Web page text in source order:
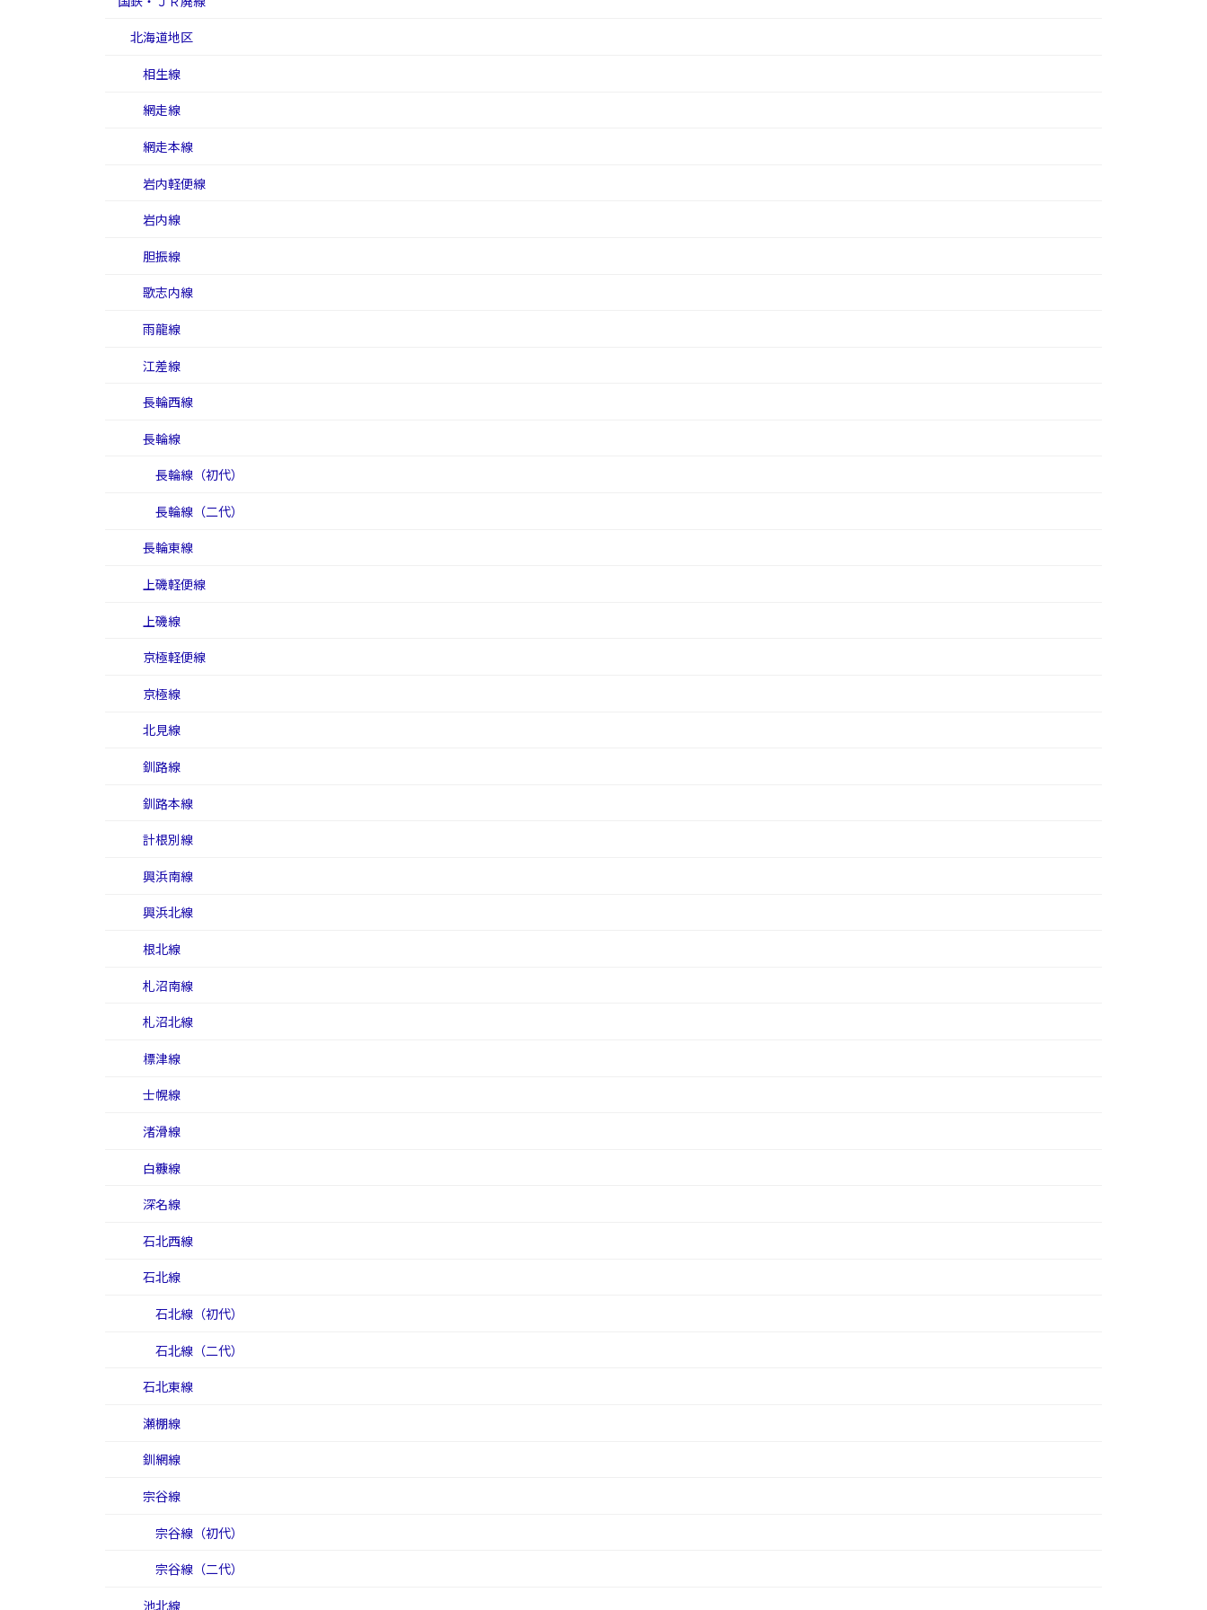
北海道地区
相生線
網走線
網走本線
岩内軽便線
岩内線
胆振線
歌志内線
雨龍線
江差線
長輪西線
長輪線
長輪線（初代）
長輪線（二代）
長輪東線
上磯軽便線
上磯線
京極軽便線
京極線
北見線
釧路線
釧路本線
計根別線
興浜南線
興浜北線
根北線
札沼南線
札沼北線
標津線
士幌線
渚滑線
白糠線
深名線
石北西線
石北線
石北線（初代）
石北線（二代）
石北東線
瀬棚線
釧網線
宗谷線
宗谷線（初代）
宗谷線（二代）
池北線